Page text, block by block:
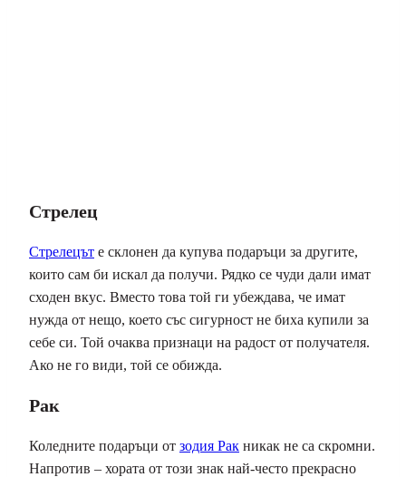
Стрелец
Стрелецът е склонен да купува подаръци за другите,
които сам би искал да получи. Рядко се чуди дали имат
сходен вкус. Вместо това той ги убеждава, че имат
нужда от нещо, което със сигурност не биха купили за
себе си. Той очаква признаци на радост от получателя.
Ако не го види, той се обижда.
Рак
Коледните подаръци от зодия Рак никак не са скромни.
Напротив – хората от този знак най-често прекрасно